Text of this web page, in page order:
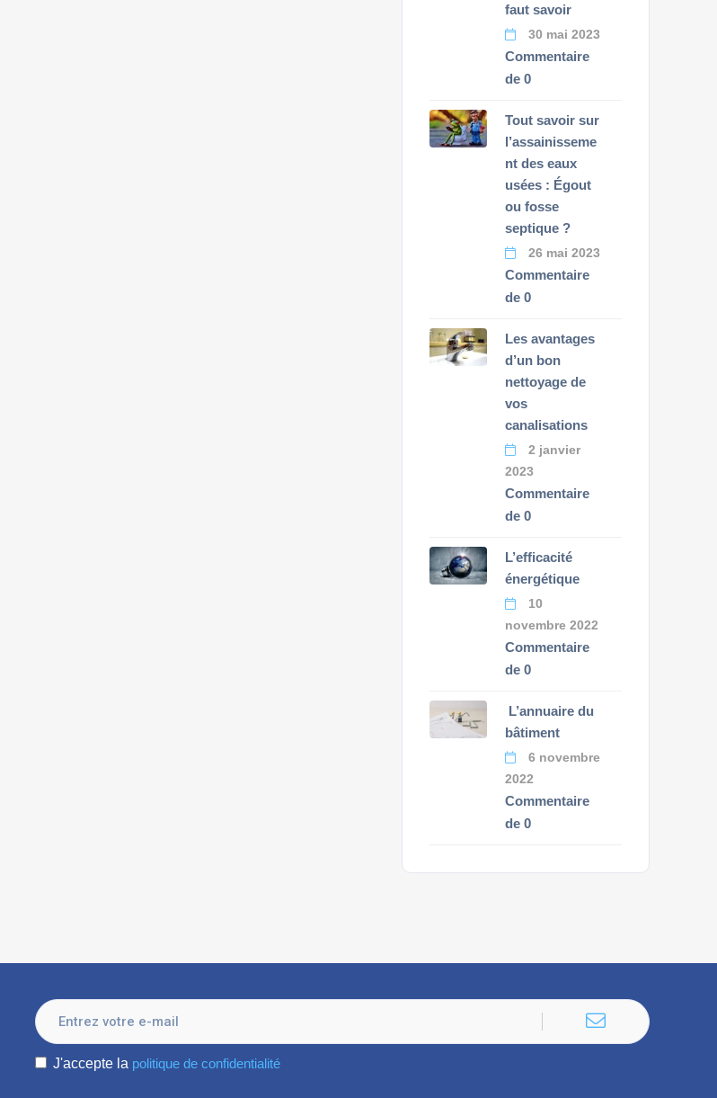
faut savoir
30 mai 2023
Commentaire
de 0
Tout savoir sur
l’assainisseme
nt des eaux
usées : Égout
ou fosse
septique ?
26 mai 2023
Commentaire
de 0
Les avantages
d’un bon
nettoyage de
vos
canalisations
2 janvier
2023
Commentaire
de 0
L’efficacité
énergétique
10
novembre 2022
Commentaire
de 0
L’annuaire du
bâtiment
6 novembre
2022
Commentaire
de 0
J'accepte la politique de confidentialité